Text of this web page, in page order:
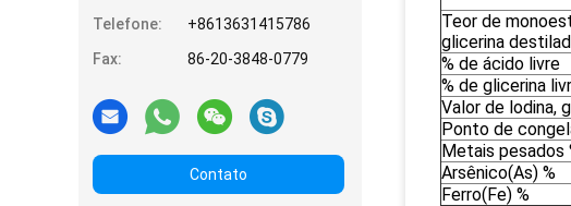
Telefone:
+8613631415786
Fax:
86-20-3848-0779
Contato
Teor de
glicerina
% de ácido livre
% de glicerina
Valor de lodina,
Ponto de
Metais pesados
Arsênico(As) %
Ferro(Fe) %